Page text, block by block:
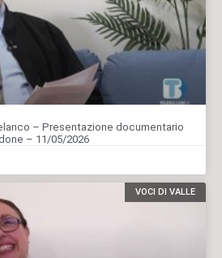
– Presentazione documentario
– 11/05/2026
VOCI DI VALLE